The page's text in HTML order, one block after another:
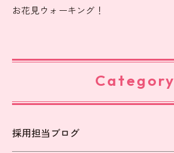
お花見ウォーキング！
Category
採用担当ブログ